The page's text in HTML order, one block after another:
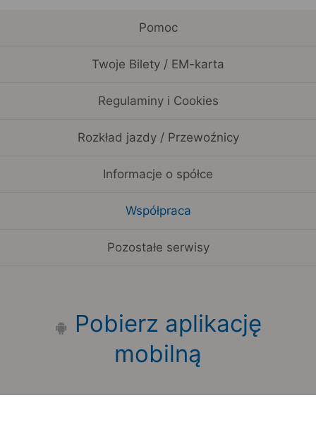
Pomoc
Twoje Bilety / EM-karta
Regulaminy i Cookies
Rozkład jazdy / Przewoźnicy
Informacje o spółce
Współpraca
Pozostałe serwisy
Pobierz aplikację
mobilną